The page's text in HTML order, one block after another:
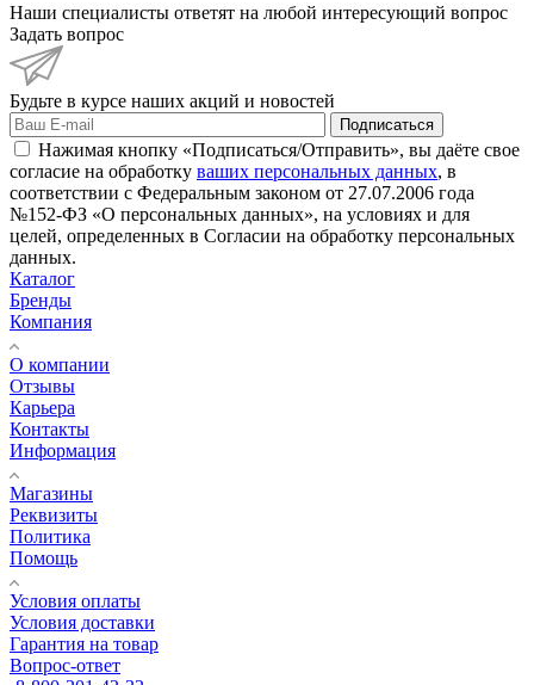
Наши специалисты ответят на любой интересующий вопрос
Задать вопрос
Будьте в курсе наших акций и новостей
Подписаться
Нажимая кнопку «Подписаться/Отправить», вы даёте свое
согласие на обработку ваших персональных данных, в
соответствии с Федеральным законом от 27.07.2006 года
№152-ФЗ «О персональных данных», на условиях и для
целей, определенных в Согласии на обработку персональных
данных.
Каталог
Бренды
Компания
О компании
Отзывы
Карьера
Контакты
Информация
Магазины
Реквизиты
Политика
Помощь
Условия оплаты
Условия доставки
Гарантия на товар
Вопрос-ответ